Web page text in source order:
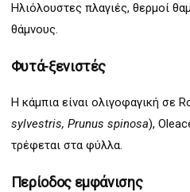
Ηλιόλουστες πλαγιές, θερμoί
θάμνους.
Φυτά-ξενιστές
Η κάμπια είναι ολιγοφαγική σε
sylvestris, Prunus spinosa),
τρέφεται στα φύλλα.
Περίοδος εμφάνισης